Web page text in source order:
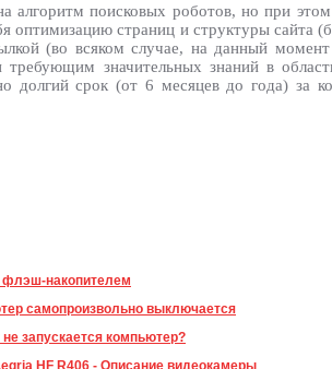
алгоритм поисковых роботов, но при
страниц и структуры сайта
(во всяком случае, на данный
значительных знаний в
долгий срок (от 6 месяцев до года) за
флэш-накопителем
самопроизвольно выключается
запускается компьютер?
HF R406 - Описание видеокамеры